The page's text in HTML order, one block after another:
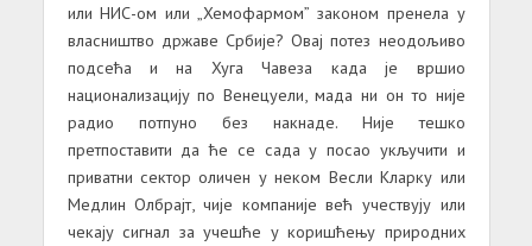
или НИС-ом или „Хемофармом” законом пренела у
власништво државе Србије? Овај потез неодољиво
подсећа и на Хуга Чавеза када је вршио
национализацију по Венецуели, мада ни он то није
радио потпуно без накнаде. Није тешко
претпоставити да ће се сада у посао укључити и
приватни сектор оличен у неком Весли Кларку или
Медлин Олбрајт, чије компаније већ учествују или
чекају сигнал за учешће у коришћењу природних